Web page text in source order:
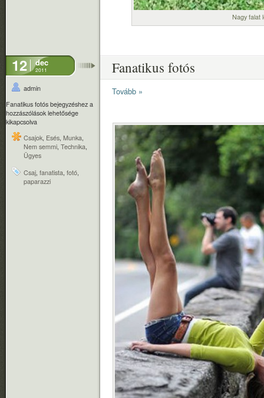
Nagy falat
12 dec
2011
admin
Fanatikus fotós bejegyzéshez a
hozzászólások lehetősége
kikapcsolva
Csajok, Esés, Munka,
Nem semmi, Technika,
Ügyes
Csaj, fanatista, fotó,
paparazzi
Fanatikus fotós
Tovább »